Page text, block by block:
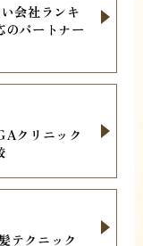
会社ランキ
のパートナー
クリニック
テクニック